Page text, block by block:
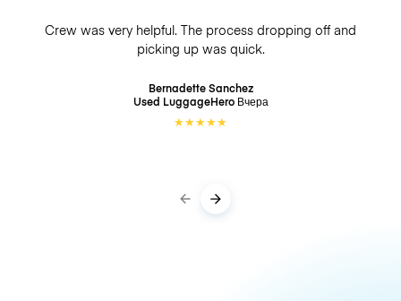
Crew was very helpful. The process dropping off and
picking up was quick.
Bernadette Sanchez
Used LuggageHero Вчера
★★★★★